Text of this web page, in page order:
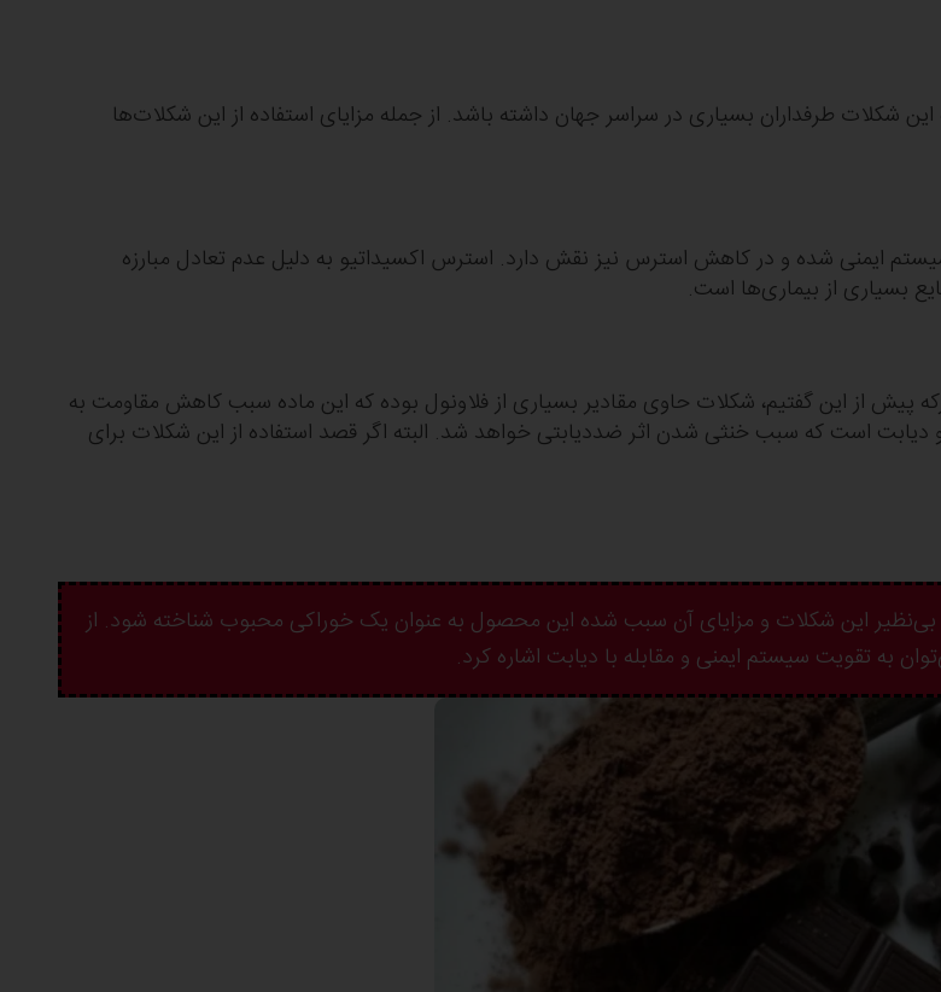
طرفداران بسیاری در سراسر جهان داشته باشد. از جمله مزایای استفاده از این شکلات‌ها
ایمنی شده و در کاهش استرس نیز نقش دارد. استرس اکسیداتیو به دلیل عدم تعادل مبارزه
بسیاری از بیماری‌ها است.
پیش از این گفتیم، شکلات حاوی مقادیر بسیاری از فلاونول‌ بوده که این ماده سبب کاهش مقاومت به
دیابت است که سبب خنثی شدن اثر ضددیابتی خواهد شد. البته اگر قصد استفاده از این شکلات برای
این شکلات و مزایای آن سبب شده این محصول به عنوان یک خوراکی محبوب شناخته شود. از
به تقویت سیستم ایمنی و مقابله با دیابت اشاره کرد.